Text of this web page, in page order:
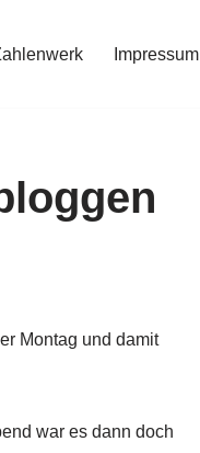
Impressum
Montag und damit
war es dann doch